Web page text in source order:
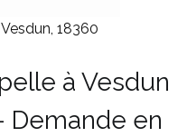
18360
à Vesdun
Demande en